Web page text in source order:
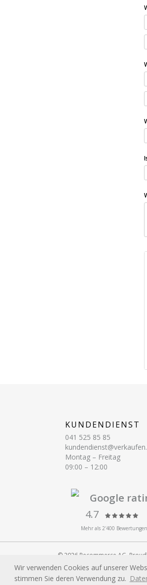
Wir verwenden Cookies auf unserer
stimmen Sie deren Verwendung zu.
KUNDENDIENST
041 525 85 85
Montag – Freitag
09:00 – 12:00
Google
4.7
Mehr als 2'400 Bewertungen
© 2026 Recommerce AG.
Alle auf dieser Website
eingetragene Marken der